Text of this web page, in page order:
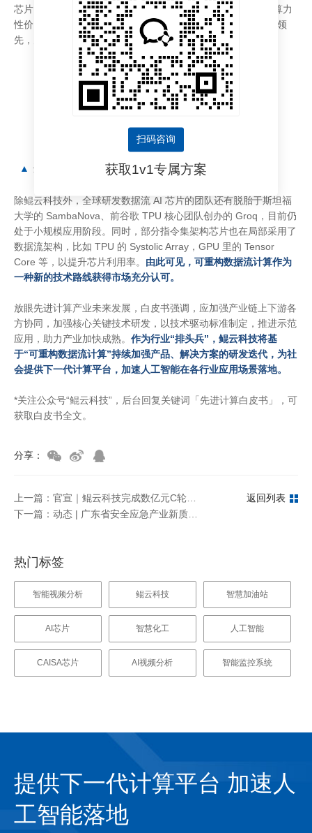
芯片已与飞腾、麒麟、浪潮、open 欧拉等完成产品兼容，在算力
性价比、芯片利用率、实测性能和处理延时等指标实现了业界领
先，为底层的 AI 算力支撑提供了新的选择。
▲ 全球首款可重构数据流AI芯片CAISA
除鲲云科技外，全球研发数据流 AI 芯片的团队还有脱胎于斯坦福
大学的 SambaNova、前谷歌 TPU 核心团队创办的 Groq，目前仍
处于小规模应用阶段。同时，部分指令集架构芯片也在局部采用了
数据流架构，比如 TPU 的 Systolic Array，GPU 里的 Tensor
Core 等，以提升芯片利用率。 由此可见，可重构数据流计算作为
一种新的技术路线获得市场充分认可。
放眼先进计算产业未来发展，白皮书强调，应加强产业链上下游各
方协同，加强核心关键技术研发，以技术驱动标准制定，推进示范
应用，助力产业加快成熟。 作为行业“排头兵”，鲲云科技将基
于“可重构数据流计算”持续加强产品、解决方案的研发迭代，为社
会提供下一代计算平台，加速人工智能在各行业应用场景落地。
*关注公众号“鲲云科技”，后台回复关键词「先进计算白皮书」，可
获取白皮书全文。
分享：
上一篇：官宣｜鲲云科技完成数亿元C轮融资，引领可重构数据流AI技术规模化落地
返回列表
热门标签
智能视频分析 鲲云科技 智慧加油站
AI芯片 智慧化工 人工智能
CAISA芯片 AI视频分析 智能监控系统
提供下一代计算平台 加速人
工智能落地
扫码咨询
获取1v1专属方案